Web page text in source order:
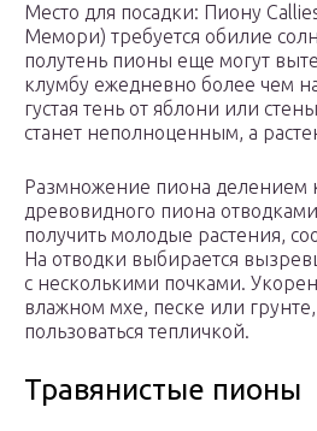
Место для посадки: Пиону
Мемори) требуется обилие
полутень пионы еще могут
клумбу ежедневно более чем на
густая тень от яблони или
станет неполноценным, а
Размножение пиона делением
древовидного пиона
получить молодые растения,
На отводки выбирается
с несколькими почками.
влажном мхе, песке или
пользоваться тепличкой.
Травянистые пионы